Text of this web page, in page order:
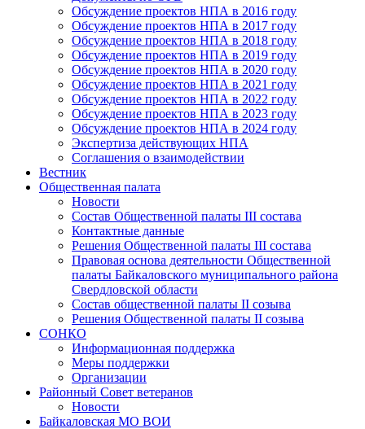
Обсуждение проектов НПА в 2016 году
Обсуждение проектов НПА в 2017 году
Обсуждение проектов НПА в 2018 году
Обсуждение проектов НПА в 2019 году
Обсуждение проектов НПА в 2020 году
Обсуждение проектов НПА в 2021 году
Обсуждение проектов НПА в 2022 году
Обсуждение проектов НПА в 2023 году
Обсуждение проектов НПА в 2024 году
Экспертиза действующих НПА
Соглашения о взаимодействии
Вестник
Общественная палата
Новости
Состав Общественной палаты III состава
Контактные данные
Решения Общественной палаты III состава
Правовая основа деятельности Общественной
палаты Байкаловского муниципального района
Свердловской области
Состав общественной палаты II созыва
Решения Общественной палаты II созыва
СОНКО
Информационная поддержка
Меры поддержки
Организации
Районный Совет ветеранов
Новости
Байкаловская МО ВОИ